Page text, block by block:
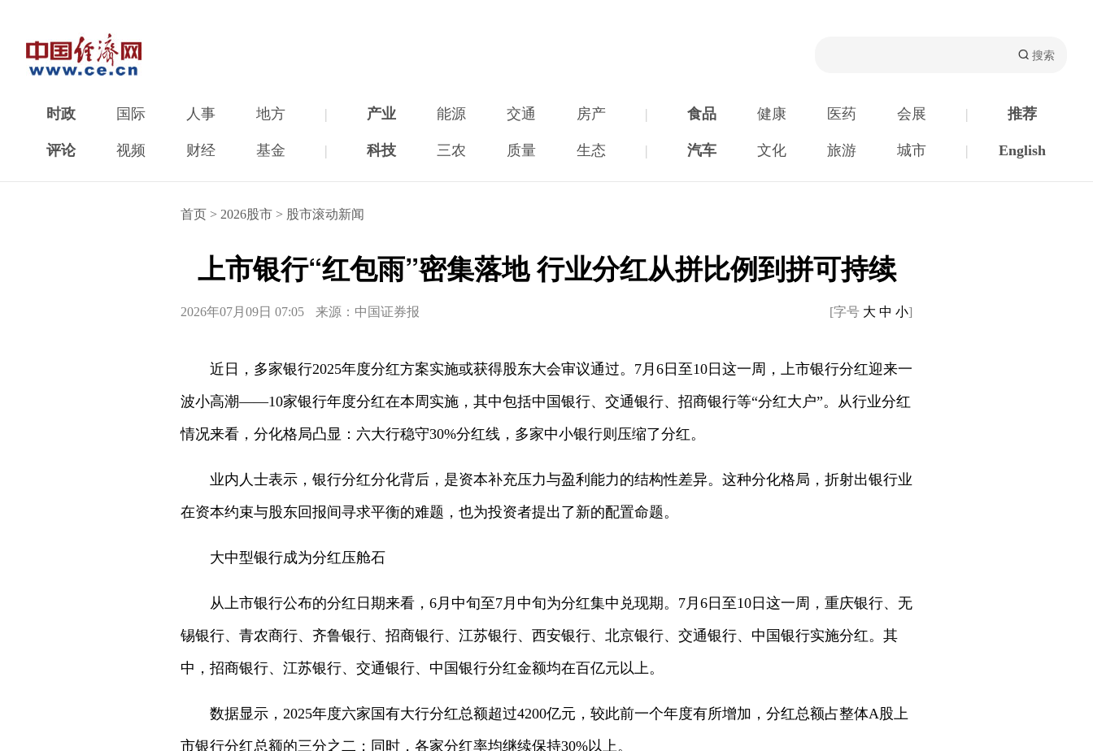
时政 国际 人事 地方 | 产业 能源 交通 房产 | 食品 健康 医药 会展 | 推荐
评论 视频 财经 基金 | 科技 三农 质量 生态 | 汽车 文化 旅游 城市 | English
首页 > 2026股市 > 股市滚动新闻
上市银行“红包雨”密集落地 行业分红从拼比例到拼可持续
2026年07月09日 07:05 来源：中国证券报 [字号 大 中 小]
近日，多家银行2025年度分红方案实施或获得股东大会审议通过。7月6日至10日这一周，上市银行分红迎来一
波小高潮——10家银行年度分红在本周实施，其中包括中国银行、交通银行、招商银行等“分红大户”。从行业分红
情况来看，分化格局凸显：六大行稳守30%分红线，多家中小银行则压缩了分红。
业内人士表示，银行分红分化背后，是资本补充压力与盈利能力的结构性差异。这种分化格局，折射出银行业
在资本约束与股东回报间寻求平衡的难题，也为投资者提出了新的配置命题。
大中型银行成为分红压舱石
从上市银行公布的分红日期来看，6月中旬至7月中旬为分红集中兑现期。7月6日至10日这一周，重庆银行、无
锡银行、青农商行、齐鲁银行、招商银行、江苏银行、西安银行、北京银行、交通银行、中国银行实施分红。其
中，招商银行、江苏银行、交通银行、中国银行分红金额均在百亿元以上。
数据显示，2025年度六家国有大行分红总额超过4200亿元，较此前一个年度有所增加，分红总额占整体A股上
市银行分红总额的三分之二；同时，各家分红率均继续保持30%以上。